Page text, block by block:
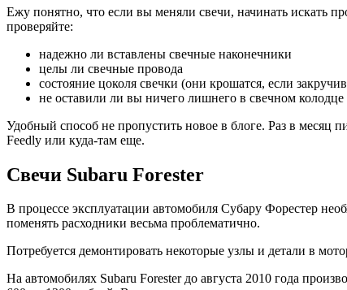
Ежу понятно, что если вы меняли свечи, начинать искать
проверяйте:
надежно ли вставлены свечные наконечники
целы ли свечные провода
состояние цоколя свечки (они крошатся, если
не оставили ли вы ничего лишнего в свечном
Удобный способ не пропустить новое в блоге. Раз в месяц
Feedly или куда-там еще.
Свечи Subaru Forester
В процессе эксплуатации автомобиля Субару Форестер
поменять расходники весьма проблематично.
Потребуется демонтировать некоторые узлы и детали в
На автомобилях Subaru Forester до августа 2010 года